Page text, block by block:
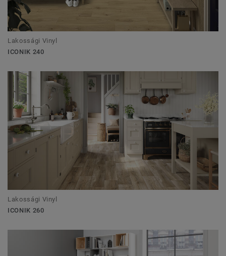
Lakossági Vinyl
ICONIK 240
Lakossági Vinyl
ICONIK 260